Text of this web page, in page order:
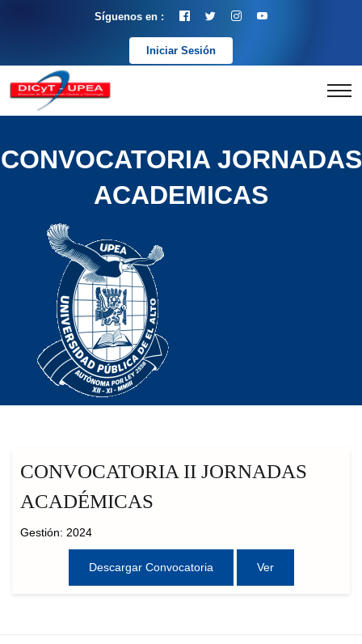
Síguenos en :
Iniciar Sesión
CONVOCATORIA JORNADAS
ACADEMICAS
CONVOCATORIA II JORNADAS
ACADÉMICAS
Gestión: 2024
Descargar Convocatoria Ver